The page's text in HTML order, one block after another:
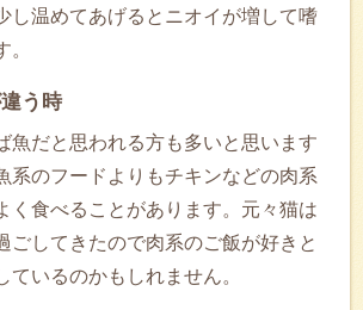
し温めてあげるとニオイが増して嗜
う時
魚だと思われる方も多いと思います
系のフードよりもチキンなどの肉系
く食べることがあります。元々猫は
ごしてきたので肉系のご飯が好きと
ているのかもしれません。